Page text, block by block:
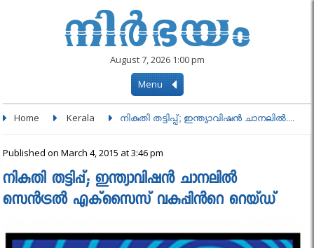
August 7, 2026 1:00 pm
Menu
Home Kerala നികുതി തട്ടിപ്പ്; ഇന്ത്യാവിഷന്‍ ചാനലില്‍....
Published on March 4, 2015 at 3:46 pm
നികുതി തട്ടിപ്പ്; ഇന്ത്യാവിഷന്‍ ചാനലില്‍
സെന്‍ട്രല്‍ എക്‌സൈസ് വകുപ്പിൻറെ റെയ്ഡ്